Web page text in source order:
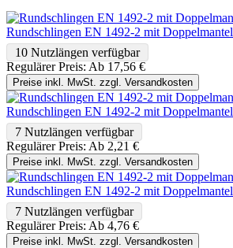
Rundschlingen EN 1492-2 mit
10 Nutzlängen verfügbar
Regulärer Preis: Ab 17,56 €
Preise inkl. MwSt. zzgl. Versandkosten
Rundschlingen EN 1492-2 mit
7 Nutzlängen verfügbar
Regulärer Preis: Ab 2,21 €
Preise inkl. MwSt. zzgl. Versandkosten
Rundschlingen EN 1492-2 mit
7 Nutzlängen verfügbar
Regulärer Preis: Ab 4,76 €
Preise inkl. MwSt. zzgl. Versandkosten